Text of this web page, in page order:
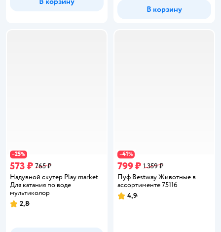
В корзину
−25%
573 ₽ 765 ₽
Надувной скутер Play market
Для катания по воде
мультиколор
Рейтинг:
2,8
−41%
799 ₽ 1 359 ₽
Пуф Bestway Животные в
ассортименте 75116
Рейтинг:
4,9